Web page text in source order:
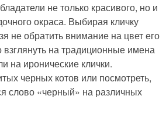
не только красивого, но и
окраса. Выбирая кличку
не обратить внимание на цвет его
на традиционные имена
на иронические клички.
черных котов или посмотреть,
слово «черный» на различных